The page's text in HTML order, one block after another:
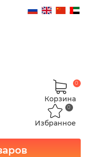
Корзина
0
Избранное
0